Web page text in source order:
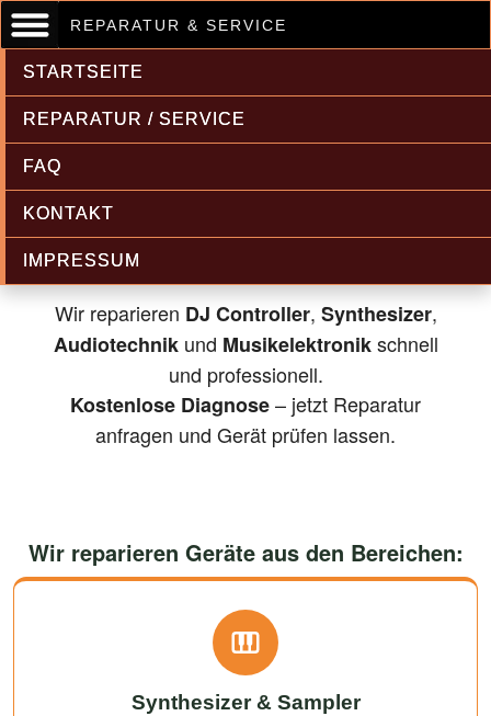
REPARATUR & SERVICE
STARTSEITE
REPARATUR / SERVICE
FAQ
KONTAKT
IMPRESSUM
Musikelektronik & Audiotechnik
Reparatur
Wir reparieren DJ Controller, Synthesizer,
Audiotechnikund Musikelektronikschnell
und professionell.
Kostenlose Diagnose– jetzt Reparatur
anfragen und Gerät prüfen lassen.
Wir reparieren Geräte aus den Bereichen:
Synthesizer & Sampler